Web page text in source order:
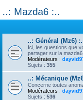
..: Mazda6 :..
..: Général (Mz6)
Ici, les questions que
partager sur la mazda6.
Modérateurs :
Sujets : 355
..: Mécanique
Concerne toutes
Modérateurs :
Sujets : 536